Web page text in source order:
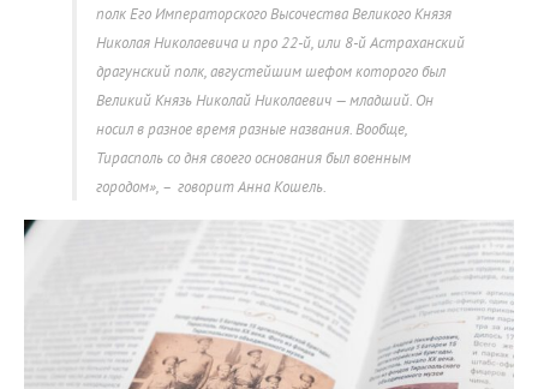
полк Его Императорского Высочества Великого Князя
Николая Николаевича и про 22-й, или 8-й Астраханский
драгунский полк, августейшим шефом которого был
Великий Князь Николай Николаевич — младший. Он
носил в разное время разные названия. Вообще,
Тирасполь со дня своего основания был военным
городом», – говорит Анна Кошель.